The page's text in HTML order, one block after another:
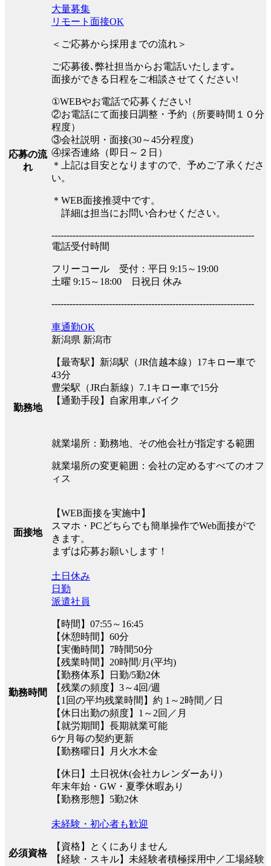
応募の流
れ
大量募集
リモート面接OK
＜ご応募から採用までの流れ＞
ご応募後､弊社担当からお電話いたします｡
面接ができる日程をご相談させてください!
①WEBやお電話で応募ください!
②お電話にて面接日調整・予約（所要時間１０分
程度）
③会社説明・面接(30～45分程度)
④採否連絡（即日～２日）
＊上記は目安となりますので、予めご了承くださ
い。
＊WEB面接推奨中です。
詳細は担当にお問い合わせください。
-------------------------------------------------------------------
電話受付時間
フリーコール 受付：平日 9:15～19:00
土曜 9:15～18:00 日祝日 休み
-------------------------------------------------------------------
勤務地
車通勤OK
新潟県 新潟市
【最寄駅】新潟駅（JR信越本線）17キロー車で
43分
豊栄駅（JR白新線）7.1キロー車で15分
【通勤手段】自家用車,バイク
就業場所：勤務地、その他会社が指定する範囲
就業場所の変更範囲：会社の定めるすべてのオフ
ィス
面接地
【WEB面接を実施中】
スマホ・PCどちらでも簡単操作でWeb面接がで
きます。
まずは応募お願いします！
勤務時間
土日休み
日勤
派遣社員
【時間】07:55～16:45
【休憩時間】60分
【実働時間】7時間50分
【残業時間】20時間/月(平均)
【勤務体系】日勤/5勤2休
【残業の頻度】3～4回/週
【1回の平均残業時間】約 1～2時間／日
【休日出勤の頻度】1～2回／月
【就労期間】長期就業可能
6ケ月毎の契約更新
【勤務曜日】月火水木金
【休日】土日祝休(会社カレンダーあり)
年末年始・GW・夏季休暇あり
【勤務形態】5勤2休
必須資格
未経験・初心者も歓迎
【資格】とくにありません
【経験・スキル】未経験者積極採用中／工場経験